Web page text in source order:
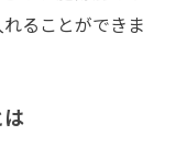
ることができま
は